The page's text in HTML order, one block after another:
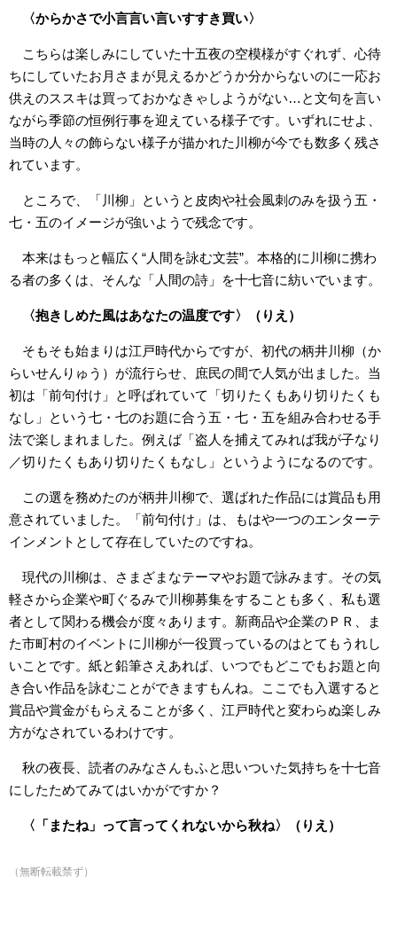
〈からかさで小言言い言いすすき買い〉
こちらは楽しみにしていた十五夜の空模様がすぐれず、心待
ちにしていたお月さまが見えるかどうか分からないのに一応お
供えのススキは買っておかなきゃしようがない…と文句を言い
ながら季節の恒例行事を迎えている様子です。いずれにせよ、
当時の人々の飾らない様子が描かれた川柳が今でも数多く残さ
れています。
ところで、「川柳」というと皮肉や社会風刺のみを扱う五・
七・五のイメージが強いようで残念です。
本来はもっと幅広く“人間を詠む文芸”。本格的に川柳に携わ
る者の多くは、そんな「人間の詩」を十七音に紡いでいます。
〈抱きしめた風はあなたの温度です〉（りえ）
そもそも始まりは江戸時代からですが、初代の柄井川柳（か
らいせんりゅう）が流行らせ、庶民の間で人気が出ました。当
初は「前句付け」と呼ばれていて「切りたくもあり切りたくも
なし」という七・七のお題に合う五・七・五を組み合わせる手
法で楽しまれました。例えば「盗人を捕えてみれば我が子なり
／切りたくもあり切りたくもなし」というようになるのです。
この選を務めたのが柄井川柳で、選ばれた作品には賞品も用
意されていました。「前句付け」は、もはや一つのエンターテ
インメントとして存在していたのですね。
現代の川柳は、さまざまなテーマやお題で詠みます。その気
軽さから企業や町ぐるみで川柳募集をすることも多く、私も選
者として関わる機会が度々あります。新商品や企業のＰＲ、ま
た市町村のイベントに川柳が一役買っているのはとてもうれし
いことです。紙と鉛筆さえあれば、いつでもどこでもお題と向
き合い作品を詠むことができますもんね。ここでも入選すると
賞品や賞金がもらえることが多く、江戸時代と変わらぬ楽しみ
方がなされているわけです。
秋の夜長、読者のみなさんもふと思いついた気持ちを十七音
にしたためてみてはいかがですか？
〈「またね」って言ってくれないから秋ね〉（りえ）
（無断転載禁ず）